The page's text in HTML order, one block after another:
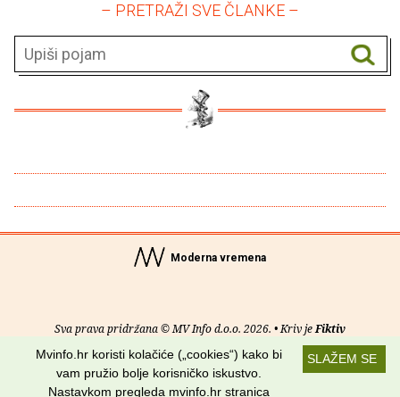
– PRETRAŽI SVE ČLANKE –
Moderna vremena
Sva prava pridržana © MV Info d.o.o. 2026. • Kriv jeFiktiv
O nama• Pomoć• Uvjeti korištenja•RSS kanaliSLAŽEM SE
Mvinfo.hr koristi kolačiće („cookies“) kako bi
vam pružio bolje korisničko iskustvo.
Nastavkom pregleda mvinfo.hr stranica